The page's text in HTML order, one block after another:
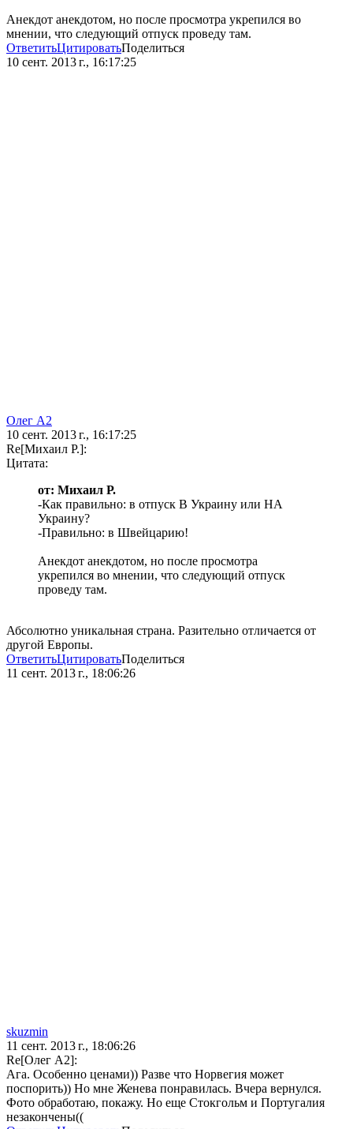
Анекдот анекдотом, но после просмотра укрепился во
мнении, что следующий отпуск проведу там.
ОтветитьЦитироватьПоделиться
10 сент. 2013 г., 16:17:25
Олег А2
10 сент. 2013 г., 16:17:25
Re[Михаил Р.]:
Цитата:
от: Михаил Р.
-Как правильно: в отпуск В Украину или НА
Украину?
-Правильно: в Швейцарию!
Анекдот анекдотом, но после просмотра
укрепился во мнении, что следующий отпуск
проведу там.
Абсолютно уникальная страна. Разительно отличается от
другой Европы.
ОтветитьЦитироватьПоделиться
11 сент. 2013 г., 18:06:26
skuzmin
11 сент. 2013 г., 18:06:26
Re[Олег А2]:
Ага. Особенно ценами)) Разве что Норвегия может
поспорить)) Но мне Женева понравилась. Вчера вернулся.
Фото обработаю, покажу. Но еще Стокгольм и Португалия
незакончены((